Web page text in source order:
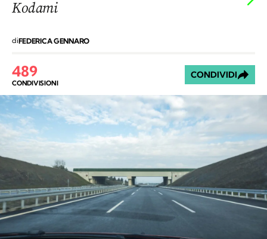
Kodami
diFEDERICA GENNARO
489
CONDIVISIONI
CONDIVIDI